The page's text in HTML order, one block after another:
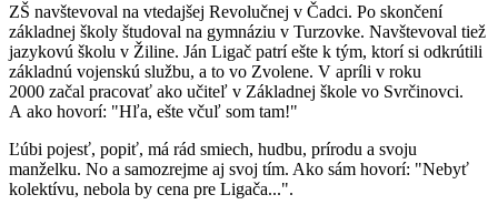
ZŠ navštevoval na vtedajšej Revolučnej v Čadci. Po skončení
základnej školy študoval na gymnáziu v Turzovke. Navštevoval tiež
jazykovú školu v Žiline. Ján Ligač patrí ešte k tým, ktorí si odkrútili
základnú vojenskú službu, a to vo Zvolene. V apríli v roku
2000 začal pracovať ako učiteľ v Základnej škole vo Svrčinovci.
A ako hovorí: "Hľa, ešte včuľ som tam!"
Ľúbi pojesť, popiť, má rád smiech, hudbu, prírodu a svoju
manželku. No a samozrejme aj svoj tím. Ako sám hovorí: "Nebyť
kolektívu, nebola by cena pre Ligača...".